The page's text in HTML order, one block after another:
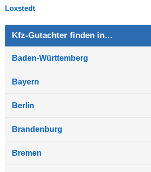
Loxstedt
Kfz-Gutachter finden in…
Baden-Württemberg
Bayern
Berlin
Brandenburg
Bremen